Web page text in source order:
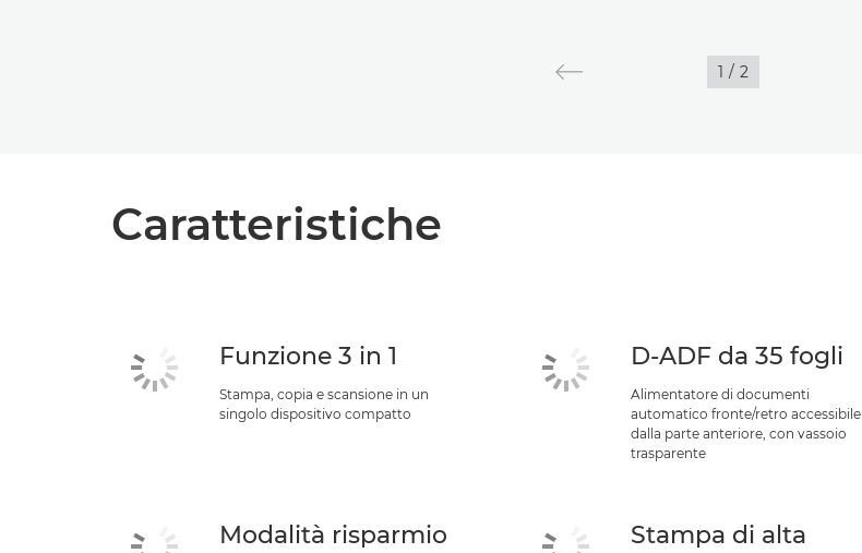
1 / 2
Caratteristiche
Funzione 3 in 1
Stampa, copia e scansione in un
singolo dispositivo compatto
D-ADF da 35 fogli
Alimentatore di documenti
automatico fronte/retro accessibile
dalla parte anteriore, con vassoio
trasparente
Modalità risparmio
Stampa di alta